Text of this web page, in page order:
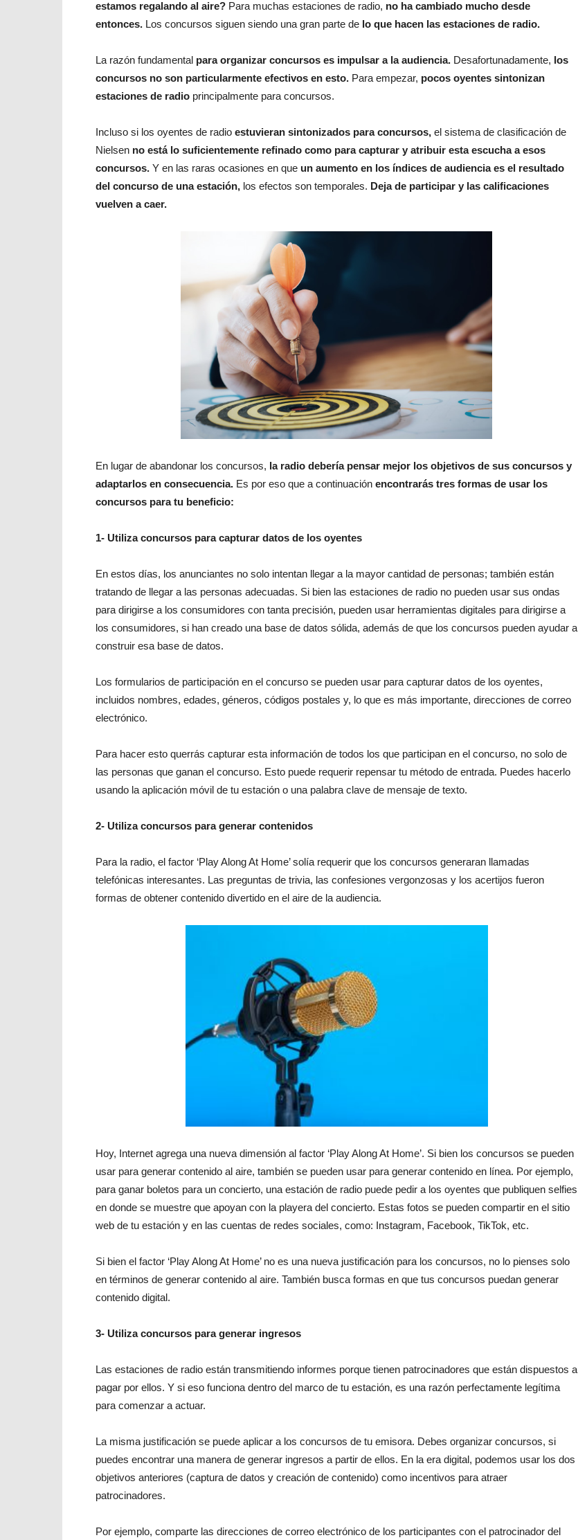
estamos regalando al aire? Para muchas estaciones de radio, no ha cambiado mucho desde
entonces. Los concursos siguen siendo una gran parte de lo que hacen las estaciones de radio.
La razón fundamental para organizar concursos es impulsar a la audiencia. Desafortunadamente, los
concursos no son particularmente efectivos en esto. Para empezar, pocos oyentes sintonizan
estaciones de radio principalmente para concursos.
Incluso si los oyentes de radio estuvieran sintonizados para concursos, el sistema de clasificación de
Nielsen no está lo suficientemente refinado como para capturar y atribuir esta escucha a esos
concursos. Y en las raras ocasiones en que un aumento en los índices de audiencia es el resultado
del concurso de una estación, los efectos son temporales. Deja de participar y las calificaciones
vuelven a caer.
En lugar de abandonar los concursos, la radio debería pensar mejor los objetivos de sus concursos y
adaptarlos en consecuencia. Es por eso que a continuación encontrarás tres formas de usar los
concursos para tu beneficio:
1- Utiliza concursos para capturar datos de los oyentes
En estos días, los anunciantes no solo intentan llegar a la mayor cantidad de personas; también están
tratando de llegar a las personas adecuadas. Si bien las estaciones de radio no pueden usar sus ondas
para dirigirse a los consumidores con tanta precisión, pueden usar herramientas digitales para dirigirse a
los consumidores, si han creado una base de datos sólida, además de que los concursos pueden ayudar a
construir esa base de datos.
Los formularios de participación en el concurso se pueden usar para capturar datos de los oyentes,
incluidos nombres, edades, géneros, códigos postales y, lo que es más importante, direcciones de correo
electrónico.
Para hacer esto querrás capturar esta información de todos los que participan en el concurso, no solo de
las personas que ganan el concurso. Esto puede requerir repensar tu método de entrada. Puedes hacerlo
usando la aplicación móvil de tu estación o una palabra clave de mensaje de texto.
2- Utiliza concursos para generar contenidos
Para la radio, el factor ‘Play Along At Home’ solía requerir que los concursos generaran llamadas
telefónicas interesantes. Las preguntas de trivia, las confesiones vergonzosas y los acertijos fueron
formas de obtener contenido divertido en el aire de la audiencia.
Hoy, Internet agrega una nueva dimensión al factor ‘Play Along At Home’. Si bien los concursos se pueden
usar para generar contenido al aire, también se pueden usar para generar contenido en línea. Por ejemplo,
para ganar boletos para un concierto, una estación de radio puede pedir a los oyentes que publiquen selfies
en donde se muestre que apoyan con la playera del concierto. Estas fotos se pueden compartir en el sitio
web de tu estación y en las cuentas de redes sociales, como: Instagram, Facebook, TikTok, etc.
Si bien el factor ‘Play Along At Home’ no es una nueva justificación para los concursos, no lo pienses solo
en términos de generar contenido al aire. También busca formas en que tus concursos puedan generar
contenido digital.
3- Utiliza concursos para generar ingresos
Las estaciones de radio están transmitiendo informes porque tienen patrocinadores que están dispuestos a
pagar por ellos. Y si eso funciona dentro del marco de tu estación, es una razón perfectamente legítima
para comenzar a actuar.
La misma justificación se puede aplicar a los concursos de tu emisora. Debes organizar concursos, si
puedes encontrar una manera de generar ingresos a partir de ellos. En la era digital, podemos usar los dos
objetivos anteriores (captura de datos y creación de contenido) como incentivos para atraer
patrocinadores.
Por ejemplo, comparte las direcciones de correo electrónico de los participantes con el patrocinador del